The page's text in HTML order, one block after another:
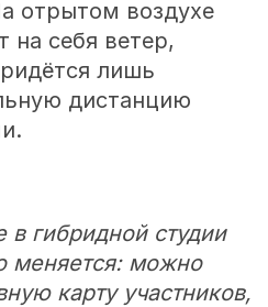
отрытом воздухе
на себя ветер,
лишь
дистанцию
в гибридной студии
меняется: можно
карту участников,